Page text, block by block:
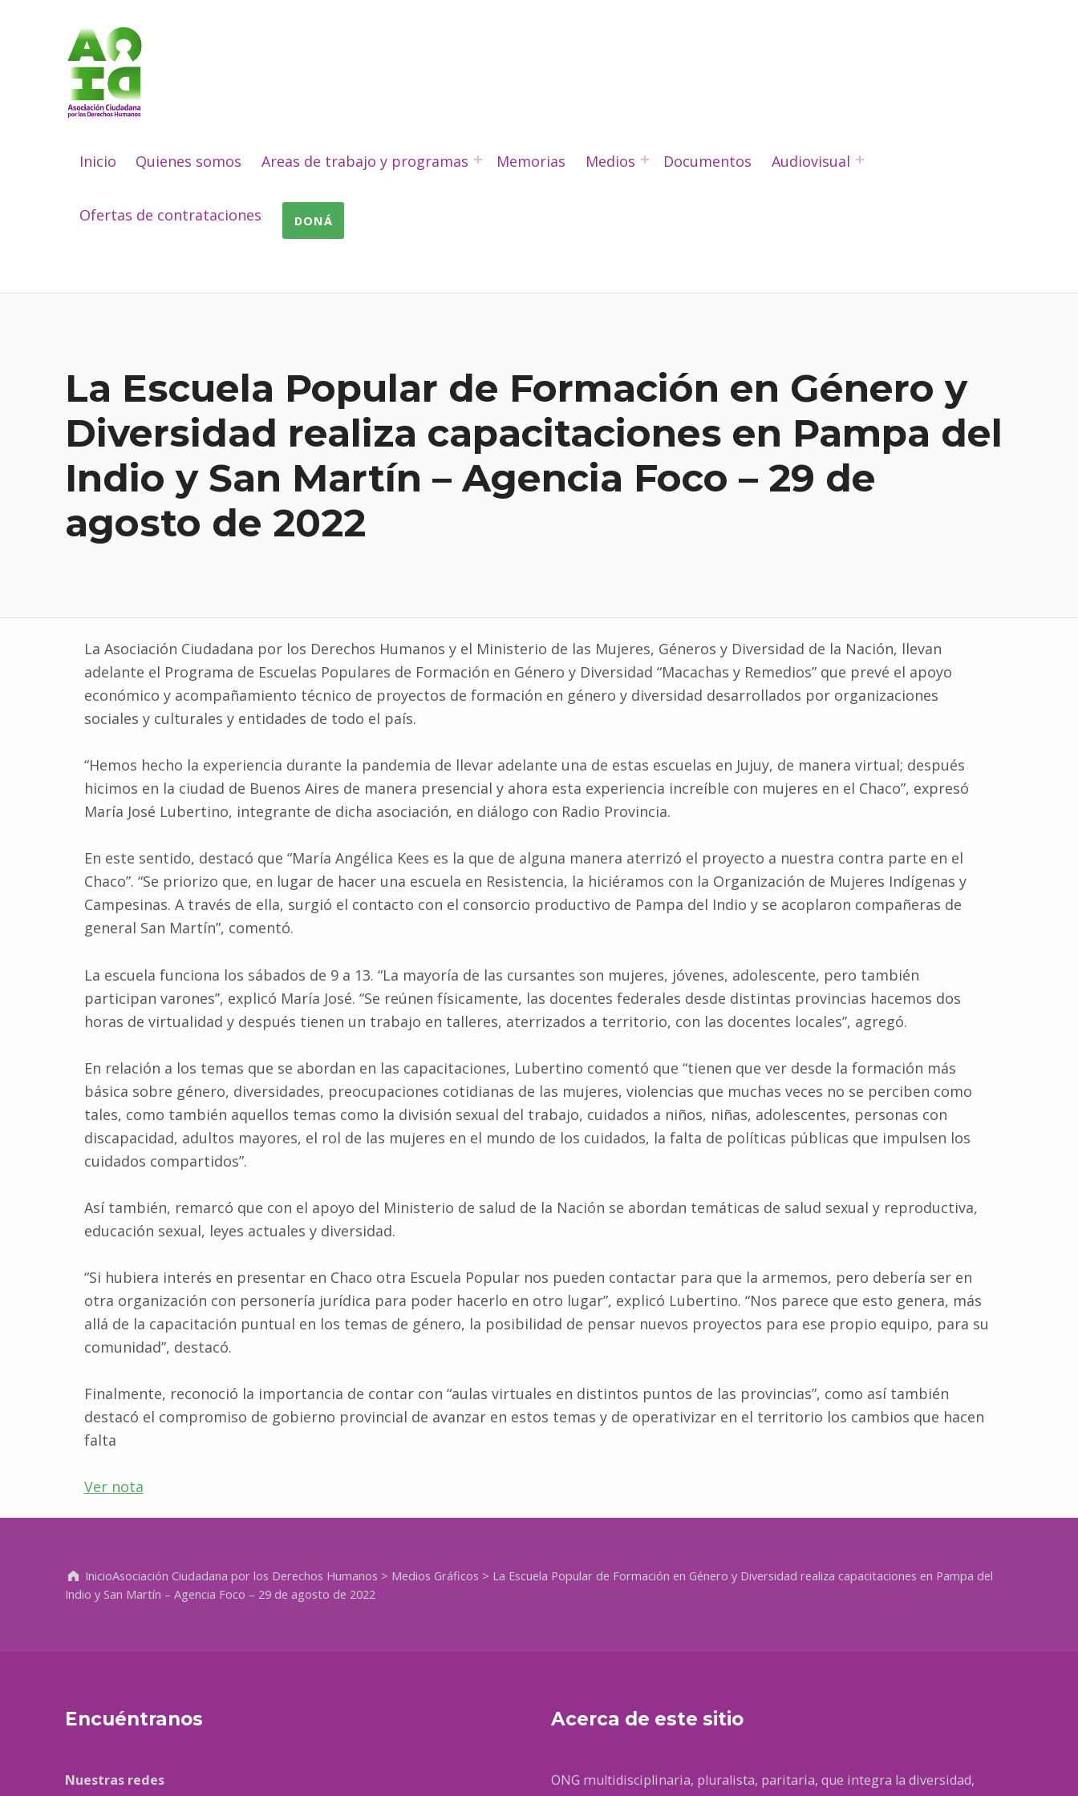
Inicio Quienes somos Areas de trabajo y programas Memorias Medios Documentos Audiovisual
Ofertas de contrataciones DONÁ
La Escuela Popular de Formación en Género y
Diversidad realiza capacitaciones en Pampa del
Indio y San Martín – Agencia Foco – 29 de
agosto de 2022
La Asociación Ciudadana por los Derechos Humanos y el Ministerio de las Mujeres, Géneros y Diversidad de la Nación, llevan
adelante el Programa de Escuelas Populares de Formación en Género y Diversidad “Macachas y Remedios” que prevé el apoyo
económico y acompañamiento técnico de proyectos de formación en género y diversidad desarrollados por organizaciones
sociales y culturales y entidades de todo el país.
“Hemos hecho la experiencia durante la pandemia de llevar adelante una de estas escuelas en Jujuy, de manera virtual; después
hicimos en la ciudad de Buenos Aires de manera presencial y ahora esta experiencia increíble con mujeres en el Chaco”, expresó
María José Lubertino, integrante de dicha asociación, en diálogo con Radio Provincia.
En este sentido, destacó que “María Angélica Kees es la que de alguna manera aterrizó el proyecto a nuestra contra parte en el
Chaco”. “Se priorizo que, en lugar de hacer una escuela en Resistencia, la hiciéramos con la Organización de Mujeres Indígenas y
Campesinas. A través de ella, surgió el contacto con el consorcio productivo de Pampa del Indio y se acoplaron compañeras de
general San Martín”, comentó.
La escuela funciona los sábados de 9 a 13. “La mayoría de las cursantes son mujeres, jóvenes, adolescente, pero también
participan varones”, explicó María José. “Se reúnen físicamente, las docentes federales desde distintas provincias hacemos dos
horas de virtualidad y después tienen un trabajo en talleres, aterrizados a territorio, con las docentes locales”, agregó.
En relación a los temas que se abordan en las capacitaciones, Lubertino comentó que “tienen que ver desde la formación más
básica sobre género, diversidades, preocupaciones cotidianas de las mujeres, violencias que muchas veces no se perciben como
tales, como también aquellos temas como la división sexual del trabajo, cuidados a niños, niñas, adolescentes, personas con
discapacidad, adultos mayores, el rol de las mujeres en el mundo de los cuidados, la falta de políticas públicas que impulsen los
cuidados compartidos”.
Así también, remarcó que con el apoyo del Ministerio de salud de la Nación se abordan temáticas de salud sexual y reproductiva,
educación sexual, leyes actuales y diversidad.
“Si hubiera interés en presentar en Chaco otra Escuela Popular nos pueden contactar para que la armemos, pero debería ser en
otra organización con personería jurídica para poder hacerlo en otro lugar”, explicó Lubertino. “Nos parece que esto genera, más
allá de la capacitación puntual en los temas de género, la posibilidad de pensar nuevos proyectos para ese propio equipo, para su
comunidad”, destacó.
Finalmente, reconoció la importancia de contar con “aulas virtuales en distintos puntos de las provincias”, como así también
destacó el compromiso de gobierno provincial de avanzar en estos temas y de operativizar en el territorio los cambios que hacen
falta
Ver nota
Volver a la navegación principal
InicioAsociación Ciudadana por los Derechos Humanos > Medios Gráficos > La Escuela Popular de Formación en Género y Diversidad realiza capacitaciones en Pampa del
Indio y San Martín – Agencia Foco – 29 de agosto de 2022
Encuéntranos
Nuestras redes
Acerca de este sitio
ONG multidisciplinaria, pluralista, paritaria, que integra la diversidad,